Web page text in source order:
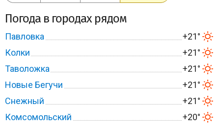
Погода в городах рядом
Павловка
+21°
Колки
+21°
Таволожка
+21°
Новые Бегучи
+21°
Снежный
+21°
Комсомольский
+20°